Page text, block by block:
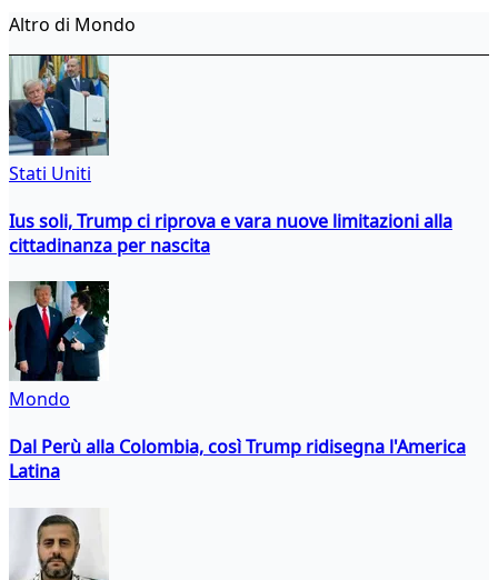
Altro di Mondo
Stati Uniti
Ius soli, Trump ci riprova e vara nuove limitazioni alla
cittadinanza per nascita
Mondo
Dal Perù alla Colombia, così Trump ridisegna l'America
Latina